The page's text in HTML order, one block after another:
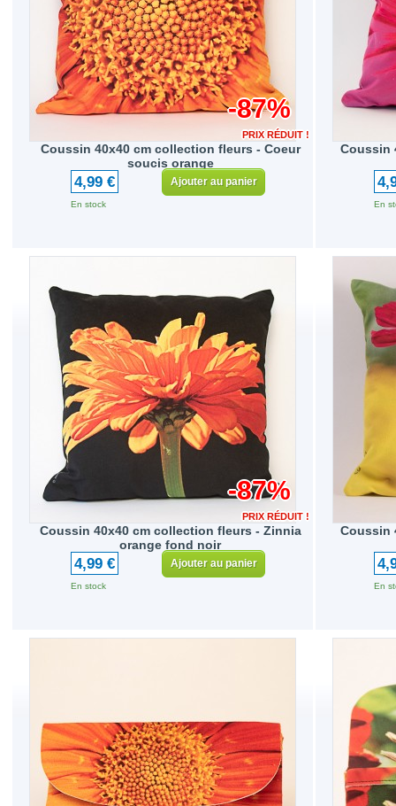
Coussin 40x40 cm collection fleurs - Coeur
soucis orange
PRIX RÉDUIT !
-87%
4,99 €
En stock
Ajouter au panier
Coussin
En
Coussin 40x40 cm collection fleurs - Zinnia
orange fond noir
PRIX RÉDUIT !
-87%
4,99 €
En stock
Ajouter au panier
Coussin
En